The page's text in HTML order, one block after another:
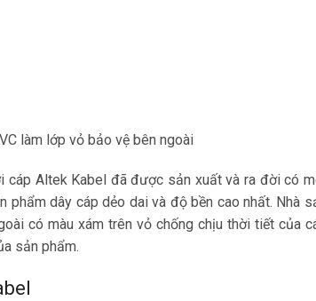
làm lớp vỏ bảo vệ bên ngoài
cáp Altek Kabel đã được sản xuất và ra đời có
dây cáp dẻo dai và độ bền cao nhất. Nhà
có màu xám trên vỏ chống chịu thời tiết của
sản phẩm.